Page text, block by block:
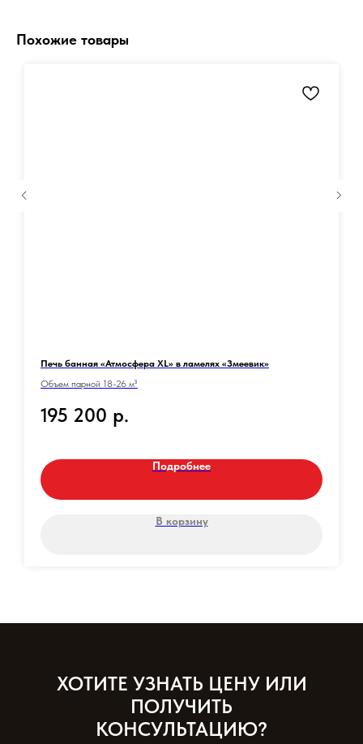
Похожие товары
Печь банная «Атмосфера XL» в ламелях «Змеевик»
Объем парной 18-26 м³
195 200 р.
Подробнее
В корзину
ХОТИТЕ УЗНАТЬ ЦЕНУ ИЛИ
ПОЛУЧИТЬ
КОНСУЛЬТАЦИЮ?